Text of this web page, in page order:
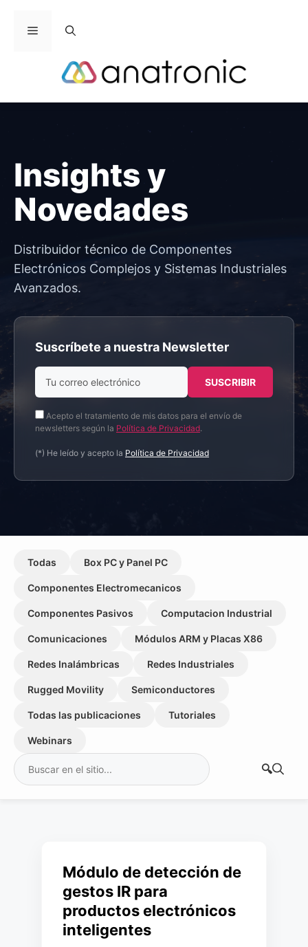
Menú
Insights y
Novedades
Distribuidor técnico de Componentes
Electrónicos Complejos y Sistemas Industriales
Avanzados.
Suscríbete a nuestra Newsletter
Acepto el tratamiento de mis datos para el envío de
newsletters según la Política de Privacidad.
(*) He leído y acepto la Política de Privacidad
Todas Box PC y Panel PC
Componentes Electromecanicos
Componentes Pasivos Computacion Industrial
Comunicaciones Módulos ARM y Placas X86
Redes Inalámbricas Redes Industriales
Rugged Movility Semiconductores
Todas las publicaciones Tutoriales
Webinars
Buscar:
Módulo de detección de
gestos IR para
productos electrónicos
inteligentes